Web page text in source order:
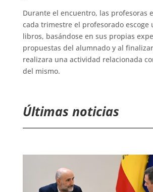
Durante el encuentro, las profesoras
cada trimestre el profesorado escoge
libros, basándose en sus propias
propuestas del alumnado y al
realizara una actividad relacionada
del mismo.
Últimas noticias